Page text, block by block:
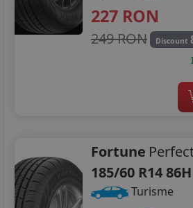
227 RON
249 RON Discount
Fortune
185/60 R14 86H
Turisme